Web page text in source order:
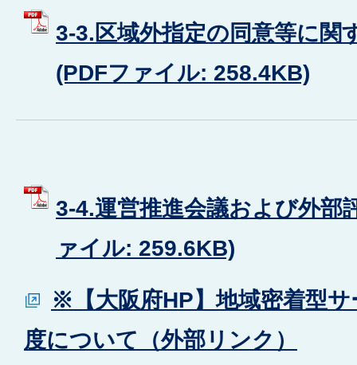
3-3.区域外指定の同意等に関
(PDFファイル: 258.4KB)
3-4.運営推進会議および外部
ァイル: 259.6KB)
※【大阪府HP】地域密着型
度について（外部リンク）